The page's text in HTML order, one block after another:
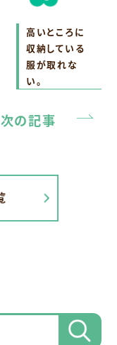
高いところに
収納している
服が取れな
い。
次の記事